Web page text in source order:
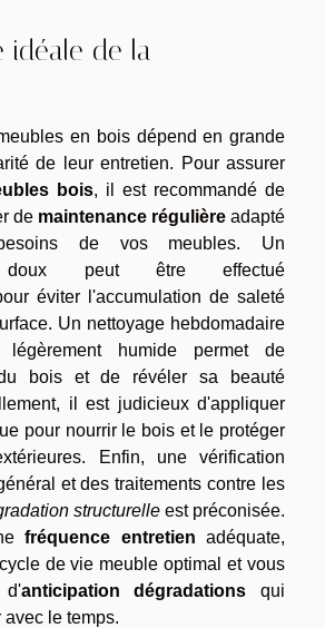
idéale de la
en bois dépend en grande
de leur entretien. Pour assurer
bois, il est recommandé de
de maintenance régulière adapté
de vos meubles. Un
doux peut être effectué
éviter l'accumulation de saleté
Un nettoyage hebdomadaire
humide permet de
bois et de révéler sa beauté
il est judicieux d'appliquer
pour nourrir le bois et le protéger
Enfin, une vérification
et des traitements contre les
structurelleest préconisée.
fréquence entretien adéquate,
de vie meuble optimal et vous
d'anticipation dégradations qui
le temps.